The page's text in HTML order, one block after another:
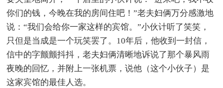
你们的钱，今晚在我的房间住吧！”老夫妇俩万分感激地
说：“我们会给你一家这样的宾馆。”小伙计听了笑笑，
只但是当成是一个玩笑罢了。10年后，他收到一封信，
信中的字颤颤抖抖，老夫妇俩清晰地诉说了那个暴风雨
夜晚的回忆，并附上一张机票，说他（这个小伙子）是
这家宾馆的最佳人选。